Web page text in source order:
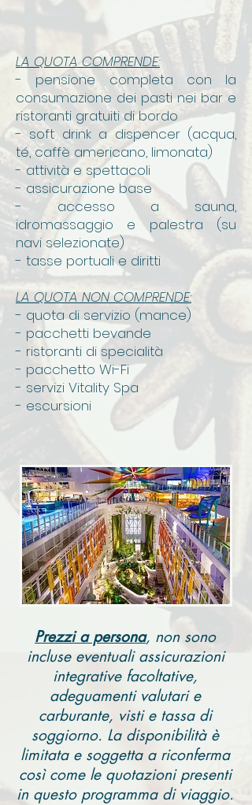
LA QUOTA COMPRENDE:
- pensione completa con la
consumazione dei pasti nei bar e
ristoranti gratuiti di bordo
- soft drink a dispencer (acqua,
té, caffè americano, limonata)
- attività e spettacoli
- assicurazione base
- accesso a sauna,
idromassaggio e palestra (su
navi selezionate)
- tasse portuali e diritti
LA QUOTA NON COMPRENDE:
- quota di servizio (mance)
- pacchetti bevande
- ristoranti di specialità
- pacchetto Wi-Fi
- servizi Vitality Spa
- escursioni
Prezzi a persona, non sono
incluse eventuali assicurazioni
integrative facoltative,
adeguamenti valutari e
carburante, visti e tassa di
soggiorno. La disponibilità è
limitata e soggetta a riconferma
così come le quotazioni presenti
in questo programma di viaggio.